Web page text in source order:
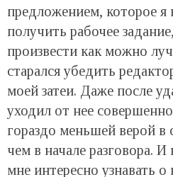
предложением, которое я
получить рабочее
произвести как можно
старался убедить
моей затеи. Даже после
уходил от нее
гораздо меньшей верой в
чем в начале разговора.
мне интересно узнавать